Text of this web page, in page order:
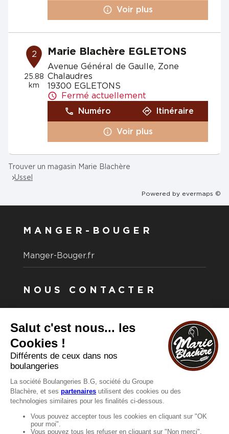
Voir plus
2
25.88
km
Marie Blachère EGLETONS
Avenue Général de Gaulle, Zone
Chalaudres
19300 EGLETONS
Fermé actuellement
Numéro
Itinéraire
Voir plus
Trouver un magasin Marie Blachère
Ussel
Powered by evermaps ©
MANGER-BOUGER
Manger-Bouger.fr
NOUS CONTACTER
Vous souhaitez nous contacter ?
Consultez notre FAQ.
FAQ
Recrutement
MENTIONS